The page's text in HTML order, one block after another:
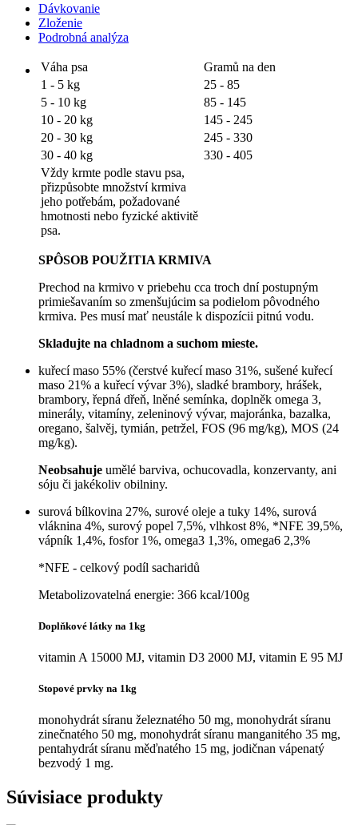
Dávkovanie
Zloženie
Podrobná analýza
Váha psa
Gramů na den
1 - 5 kg
25 - 85
5 - 10 kg
85 - 145
10 - 20 kg
145 - 245
20 - 30 kg
245 - 330
30 - 40 kg
330 - 405
Vždy krmte podle stavu psa,
přizpůsobte množství krmiva
jeho potřebám, požadované
hmotnosti nebo fyzické aktivitě
psa.
SPÔSOB POUŽITIA KRMIVA
Prechod na krmivo v priebehu cca troch dní postupným
primiešavaním so zmenšujúcim sa podielom pôvodného
krmiva. Pes musí mať neustále k dispozícii pitnú vodu.
Skladujte na chladnom a suchom mieste.
kuřecí maso 55% (čerstvé kuřecí maso 31%, sušené kuřecí
maso 21% a kuřecí vývar 3%), sladké brambory, hrášek,
brambory, řepná dřeň, lněné semínka, doplněk omega 3,
minerály, vitamíny, zeleninový vývar, majoránka, bazalka,
oregano, šalvěj, tymián, petržel, FOS (96 mg/kg), MOS (24
mg/kg).
Neobsahuje umělé barviva, ochucovadla, konzervanty, ani
sóju či jakékoliv obilniny.
surová bílkovina 27%, surové oleje a tuky 14%, surová
vláknina 4%, surový popel 7,5%, vlhkost 8%, *NFE 39,5%,
vápník 1,4%, fosfor 1%, omega3 1,3%, omega6 2,3%
*NFE - celkový podíl sacharidů
Metabolizovatelná energie: 366 kcal/100g
Doplňkové látky na 1kg
vitamin A 15000 MJ, vitamin D3 2000 MJ, vitamin E 95 MJ
Stopové prvky na 1kg
monohydrát síranu železnatého 50 mg, monohydrát síranu
zinečnatého 50 mg, monohydrát síranu manganitého 35 mg,
pentahydrát síranu měďnatého 15 mg, jodičnan vápenatý
bezvodý 1 mg.
Súvisiace produkty